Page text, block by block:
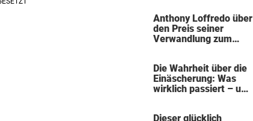
Anthony Loffredo über
den Preis seiner
Verwandlung zum
Die Wahrheit über die
Einäscherung: Was
wirklich passiert – und
Dieser glücklich